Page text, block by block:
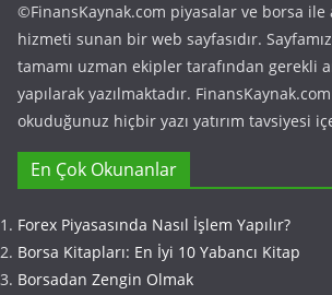
©FinansKaynak.com piyasalar ve borsa ile
hizmeti sunan bir web sayfasıdır.
tamamı uzman ekipler tarafından gerekli
yapılarak yazılmaktadır.
okuduğunuz hiçbir yazı yatırım tavsiyesi
En Çok Okunanlar
Forex Piyasasında Nasıl İşlem Yapılır?
Borsa Kitapları: En İyi 10 Yabancı Kitap
Borsadan Zengin Olmak